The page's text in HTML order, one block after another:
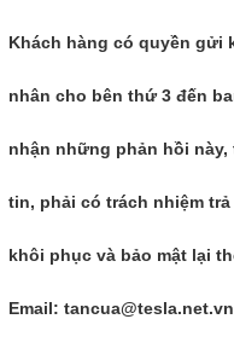
Khách hàng có quyền gửi
nhân cho bên thứ 3 đến
nhận những phản hồi
tin, phải có trách nhiệm
khôi phục và bảo mật lại
Email: tancua@tesla.net.vn